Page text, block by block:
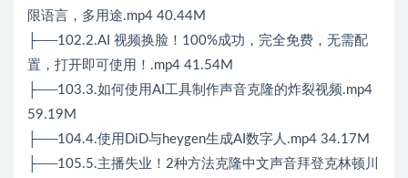
限语言，多用途.mp4 40.44M
├──102.2.AI 视频换脸！100%成功，完全免费，无需配
置，打开即可使用！.mp4 41.54M
├──103.3.如何使用AI工具制作声音克隆的炸裂视频.mp4
59.19M
├──104.4.使用DiD与heygen生成AI数字人.mp4 34.17M
├──105.5.主播失业！2种方法克隆中文声音拜登克林顿川